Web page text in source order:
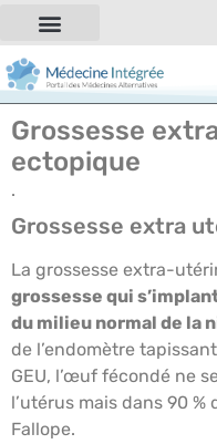
Grossesse
ectopique
.
Grossesse extra
La grossesse extra-
grossesse qui
du milieu normal de la
de l’endomètre
GEU, l’œuf fécondé ne
l’utérus mais dans 90
Fallope.